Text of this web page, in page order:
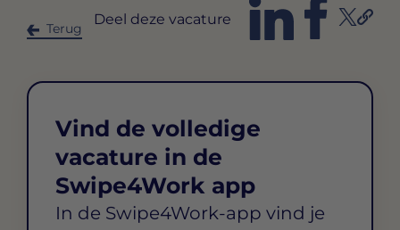
Terug
Deel deze vacature
Vind de volledige
vacature in de
Swipe4Work app
In de Swipe4Work-app vind je